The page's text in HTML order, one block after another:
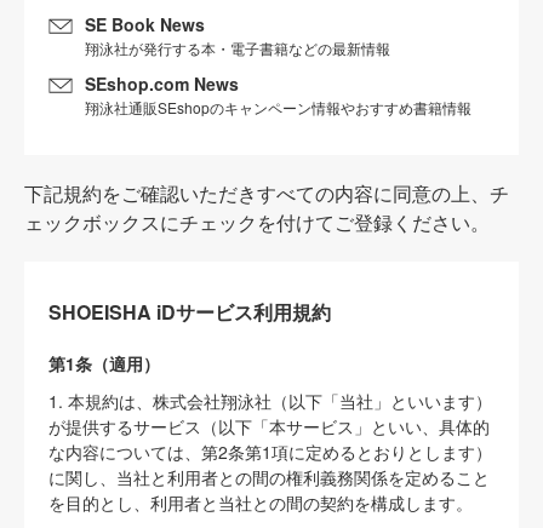
SE Book News
翔泳社が発行する本・電子書籍などの最新情報
SEshop.com News
翔泳社通販SEshopのキャンペーン情報やおすすめ書籍情報
下記規約をご確認いただきすべての内容に同意の上、チ
ェックボックスにチェックを付けてご登録ください。
SHOEISHA iDサービス利用規約
第1条（適用）
1. 本規約は、株式会社翔泳社（以下「当社」といいます）
が提供するサービス（以下「本サービス」といい、具体的
な内容については、第2条第1項に定めるとおりとします）
に関し、当社と利用者との間の権利義務関係を定めること
を目的とし、利用者と当社との間の契約を構成します。